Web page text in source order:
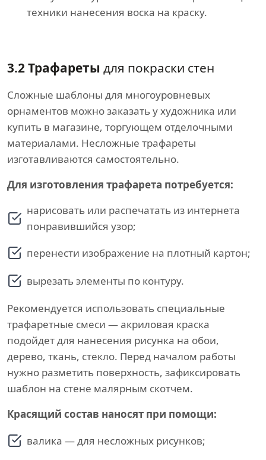
техники нанесения воска на краску.
3.2 Трафареты для покраски стен
Сложные шаблоны для многоуровневых
орнаментов можно заказать у художника или
купить в магазине, торгующем отделочными
материалами. Несложные трафареты
изготавливаются самостоятельно.
Для изготовления трафарета потребуется:
нарисовать или распечатать из интернета
понравившийся узор;
перенести изображение на плотный картон;
вырезать элементы по контуру.
Рекомендуется использовать специальные
трафаретные смеси — акриловая краска
подойдет для нанесения рисунка на обои,
дерево, ткань, стекло. Перед началом работы
нужно разметить поверхность, зафиксировать
шаблон на стене малярным скотчем.
Красящий состав наносят при помощи:
валика — для несложных рисунков;